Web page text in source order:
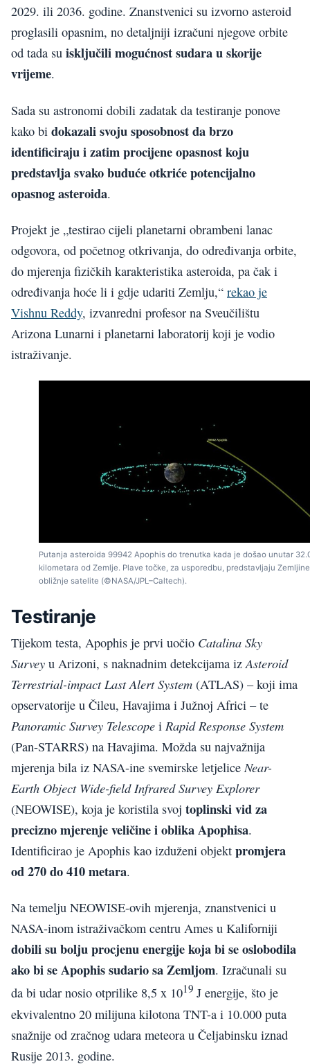
2029. ili 2036. godine. Znanstvenici su izvorno asteroid
proglasili opasnim, no detaljniji izračuni njegove orbite
od tada su isključili mogućnost sudara u skorije
vrijeme.
Sada su astronomi dobili zadatak da testiranje ponove
kako bi dokazali svoju sposobnost da brzo
identificiraju i zatim procijene opasnost koju
predstavlja svako buduće otkriće potencijalno
opasnog asteroida.
Projekt je „testirao cijeli planetarni obrambeni lanac
odgovora, od početnog otkrivanja, do određivanja orbite,
do mjerenja fizičkih karakteristika asteroida, pa čak i
određivanja hoće li i gdje udariti Zemlju,“ rekao je
Vishnu Reddy, izvanredni profesor na Sveučilištu
Arizona Lunarni i planetarni laboratorij koji je vodio
istraživanje.
Putanja asteroida 99942 Apophis do trenutka kada je došao unutar
kilometara od Zemlje. Plave točke, za usporedbu, predstavljaju Zemljine
obližnje satelite (©NASA/JPL–Caltech).
Testiranje
Tijekom testa, Apophis je prvi uočio Catalina Sky
Survey u Arizoni, s naknadnim detekcijama iz Asteroid
Terrestrial-impact Last Alert System (ATLAS) – koji ima
opservatorije u Čileu, Havajima i Južnoj Africi – te
Panoramic Survey Telescope i Rapid Response System
(Pan-STARRS) na Havajima. Možda su najvažnija
mjerenja bila iz NASA-ine svemirske letjelice Near-
Earth Object Wide-field Infrared Survey Explorer
(NEOWISE), koja je koristila svoj toplinski vid za
precizno mjerenje veličine i oblika Apophisa.
Identificirao je Apophis kao izduženi objekt promjera
od 270 do 410 metara.
Na temelju NEOWISE-ovih mjerenja, znanstvenici u
NASA-inom istraživačkom centru Ames u Kaliforniji
dobili su bolju procjenu energije koja bi se oslobodila
ako bi se Apophis sudario sa Zemljom. Izračunali su
da bi udar nosio otprilike 8,5 x 1019 J energije, što je
ekvivalentno 20 milijuna kilotona TNT-a i 10.000 puta
snažnije od zračnog udara meteora u Čeljabinsku iznad
Rusije 2013. godine.